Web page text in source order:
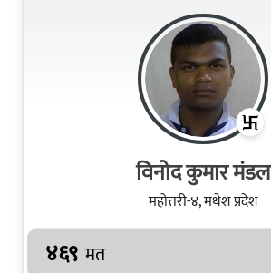
विनोद कुमार मंडल
महोत्तरी-४, मधेश प्रदेश
४६९ मत